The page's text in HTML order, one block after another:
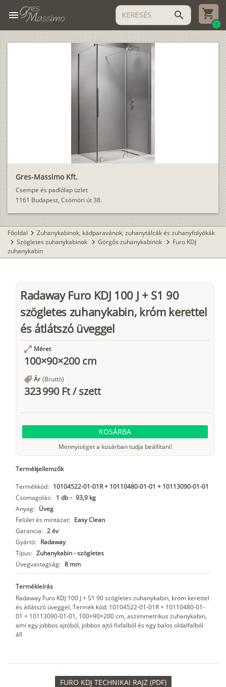
menu search
0
Gres-Massimo Kft.
Csempe és padlólap üzlet
1161 Budapest, Csömöri út 38.
Főoldal chevron_right Zuhanykabinok, kádparavánok, zuhanytálcák és zuhanyfolyókák
chevron_right Szögletes zuhanykabinok chevron_right Görgős zuhanykabinok chevron_right Furo KDJ
zuhanykabin
Radaway Furo KDJ 100 J + S1 90
szögletes zuhanykabin, króm kerettel
és átlátszó üveggel
Méret
100×90×200 cm
Ár (Bruttó)
323 990 Ft/szett
KOSÁRBA
Mennyiséget a kosárban tudja beállítani!
Termékjellemzők
Termékkód: 10104522-01-01R + 10110480-01-01 + 10113090-01-01
Csomagolás: 1 db - 93,9 kg
Anyag: Üveg
Felület és mintázat: Easy Clean
Garancia: 2 év
Gyártó: Radaway
Típus: Zuhanykabin - szögletes
Üvegvastagság: 8 mm
Termékleírás
Radaway Furo KDJ 100 J + S1 90 szögletes zuhanykabin, króm kerettel
és átlátszó üveggel, Termék kód: 10104522-01-01R + 10110480-01-
01 + 10113090-01-01, 100×90×200 cm, aszimmetrikus zuhanykabin,
ami egy jobbos ajtóból, jobbos ajtó fixfalból és egy balos oldalfalból
áll
FURO KDJ TECHNIKAI RAJZ (PDF)